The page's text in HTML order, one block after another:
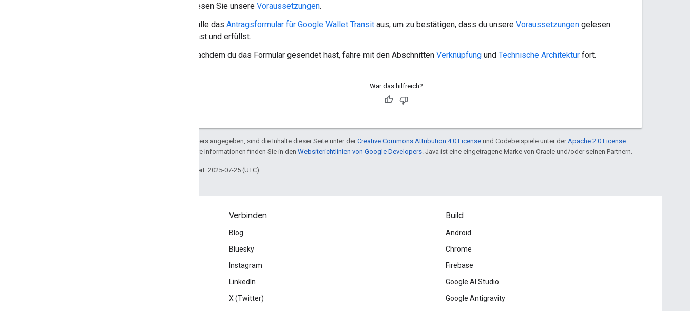
Lesen Sie unsere Voraussetzungen.
Fülle das Antragsformular für Google Wallet Transit aus, um zu bestätigen, dass du unsere Voraussetzungen gelesen
hast und erfüllst.
Nachdem du das Formular gesendet hast, fahre mit den Abschnitten Verknüpfung und Technische Architektur fort.
War das hilfreich?
Sofern nicht anders angegeben, sind die Inhalte dieser Seite unter derCreative Commons Attribution 4.0 License und Codebeispiele unter der Apache 2.0 License
lizenziert. Weitere Informationen finden Sie in den Websiterichtlinien von Google Developers . Java ist eine eingetragene Marke von Oracle und/oder seinen Partnern.
Zuletzt aktualisiert: 2025-07-25 (UTC).
Verbinden
Blog
Bluesky
Instagram
LinkedIn
X (Twitter)
Build
Android
Chrome
Firebase
Google AI Studio
Google Antigravity